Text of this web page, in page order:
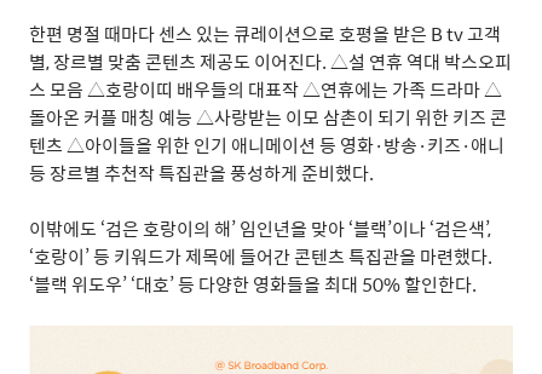
한편 명절 때마다 센스 있는 큐레이션으로 호평을 받은 B tv고객
별,장르별 맞춤 콘텐츠 제공도 이어진다.△설 연휴 역대 박스오피
스 모음△호랑이띠 배우들의 대표작△연휴에는 가족 드라마△
돌아온 커플 매칭 예능△사랑받는 이모 삼촌이 되기 위한 키즈 콘
텐츠△아이들을 위한 인기 애니메이션 등 영화·방송·키즈·애니
등 장르별 추천작 특집관을 풍성하게 준비했다.
이밖에도 ‘검은 호랑이의 해’임인년을 맞아‘블랙’이나‘검은색’,
‘호랑이’등 키워드가 제목에 들어간 콘텐츠 특집관을 마련했다.
‘블랙 위도우’ ‘대호’등 다양한 영화들을 최대 50%할인한다.